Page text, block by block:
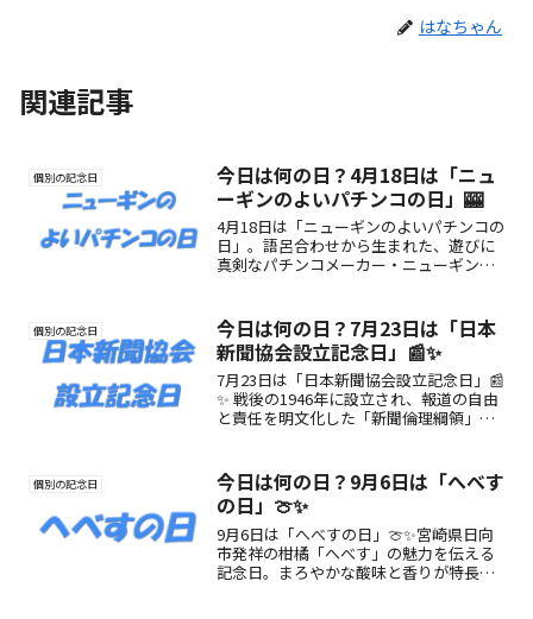
はなちゃん
関連記事
個別の記念日
今日は何の日？4月18日は「ニュ
ーギンのよいパチンコの日」🎰
4月18日は「ニューギンのよいパチンコの
日」。語呂合わせから生まれた、遊びに
真剣なパチンコメーカー・ニューギンが
個別の記念日
今日は何の日？7月23日は「日本
新聞協会設立記念日」📰✨
7月23日は「日本新聞協会設立記念日」📰
✨ 戦後の1946年に設立され、報道の自由
と責任を明文化した「新聞倫理綱領」の
個別の記念日
今日は何の日？9月6日は「へべす
の日」🍈✨
9月6日は「へべすの日」🍈✨宮崎県日向
市発祥の柑橘「へべす」の魅力を伝える
記念日。まろやかな酸味と香りが特長の